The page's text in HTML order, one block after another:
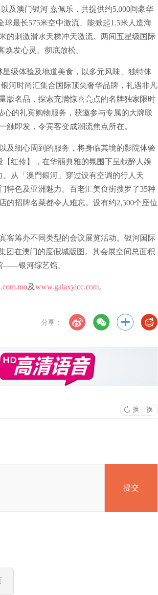
及澳门银河 嘉佩乐，共提供约5,000间豪华
最长575米空中激流、能掀起1.5米人造海
的刺激滑水天梯冲天激流。两间五星级国际
发心灵、彻底放松。
星级体验及地道美食，以多元风味、独特体
河时尚汇集合国际顶尖奢华品牌，礼遇非凡
版名品，探索充满惊喜亮点的名牌独家限时
的礼宾购物服务，获邀参与专属的大牌联
即发，令宾客变成潮流焦点所在。
及细心周到的服务，将身临其境的影院体验
红伶】，在华丽典雅的氛围下呈献醉人娱
从「澳門銀河」穿过设有空调的行人天
特色及亚洲魅力。百老汇美食街搜罗了35种
的招牌名菜都令人难忘。设有约2,500个座位
客筹办不同类型的会议展览活动。银河国际
团在澳门的度假城版图。其会展空间总面积
——银河综艺馆。
及www.galaxyicc.com。
分享：
换一换
提交